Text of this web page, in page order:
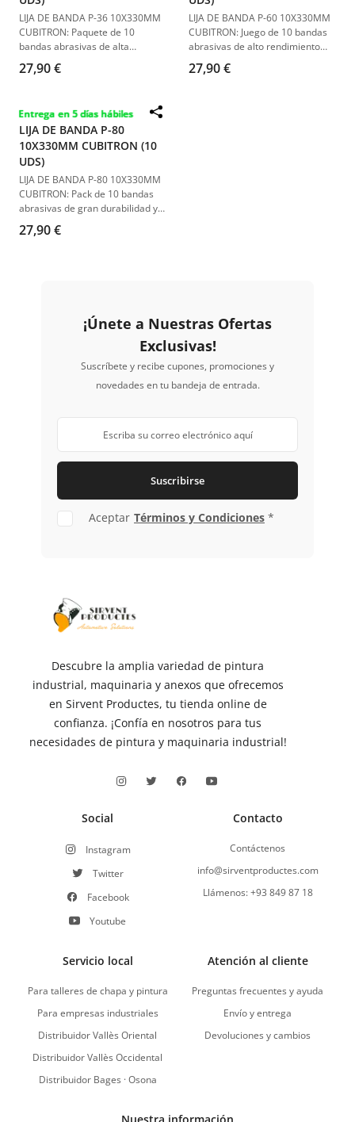
convencionales.
LIJA DE BANDA P-36 10X330MM
CUBITRON: Paquete de 10
bandas abrasivas de alta
duración y eficiencia, ideal para
trabajos de rectificado y
27,90 €
LIJA DE BANDA P-60 10X330MM
CUBITRON: Juego de 10 bandas
abrasivas de alto rendimiento
para rectificado eficiente y
rápido.
27,90 €
Entrega en 5 días hábiles
LIJA DE BANDA P-80
10X330MM CUBITRON (10
UDS)
LIJA DE BANDA P-80 10X330MM
CUBITRON: Pack de 10 bandas
abrasivas de gran durabilidad y
rendimiento, ideales para
acabados finos y uniformes.
27,90 €
¡Únete a Nuestras Ofertas
Exclusivas!
Suscríbete y recibe cupones, promociones y
novedades en tu bandeja de entrada.
Suscribirse
Aceptar Términos y Condiciones *
Descubre la amplia variedad de pintura
industrial, maquinaria y anexos que ofrecemos
en Sirvent Productes, tu tienda online de
confianza. ¡Confía en nosotros para tus
necesidades de pintura y maquinaria industrial!
Social
Instagram
Twitter
Facebook
Youtube
Contacto
Contáctenos
info@sirventproductes.com
Llámenos: +93 849 87 18
Servicio local
Para talleres de chapa y pintura
Para empresas industriales
Distribuidor Vallès Oriental
Distribuidor Vallès Occidental
Distribuidor Bages · Osona
Atención al cliente
Preguntas frecuentes y ayuda
Envío y entrega
Devoluciones y cambios